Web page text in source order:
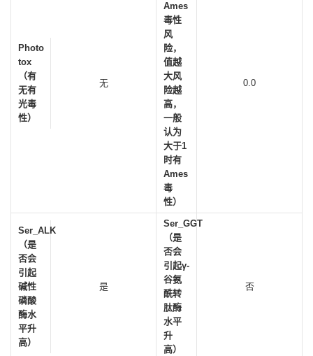
Photo
tox
（有
无有
光毒
性）
无
Ames
毒性
风
险，
值越
大风
险越
高，
一般
认为
大于1
时有
Ames
毒
性）
0.0
Ser_ALK
（是
否会
引起
碱性
磷酸
酶水
平升
高）
是
Ser_GGT
（是
否会
引起γ-
谷氨
酰转
肽酶
水平
升
高）
否